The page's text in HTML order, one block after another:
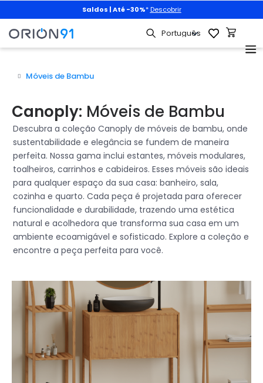
Saldos | Até -30%* Descobrir
Móveis de Bambu
Canoply: Móveis de Bambu
Descubra a coleção Canoply de móveis de bambu, onde
sustentabilidade e elegância se fundem de maneira
perfeita. Nossa gama inclui estantes, móveis modulares,
toalheiros, carrinhos e cabideiros. Esses móveis são ideais
para qualquer espaço da sua casa: banheiro, sala,
cozinha e quarto. Cada peça é projetada para oferecer
funcionalidade e durabilidade, trazendo uma estética
natural e acolhedora que transforma sua casa em um
ambiente ecoamigável e sofisticado. Explore a coleção e
encontre a peça perfeita para você.